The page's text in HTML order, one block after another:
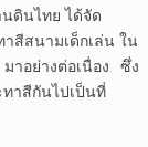
ไทย ได้จัด
สีสนามเด็กเล่น ใน
าอย่างต่อเนื่อง ซึ่ง
าสีกันไปเป็นที่